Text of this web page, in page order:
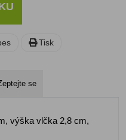
Tisk
se
výška vlčka 2,8 cm,